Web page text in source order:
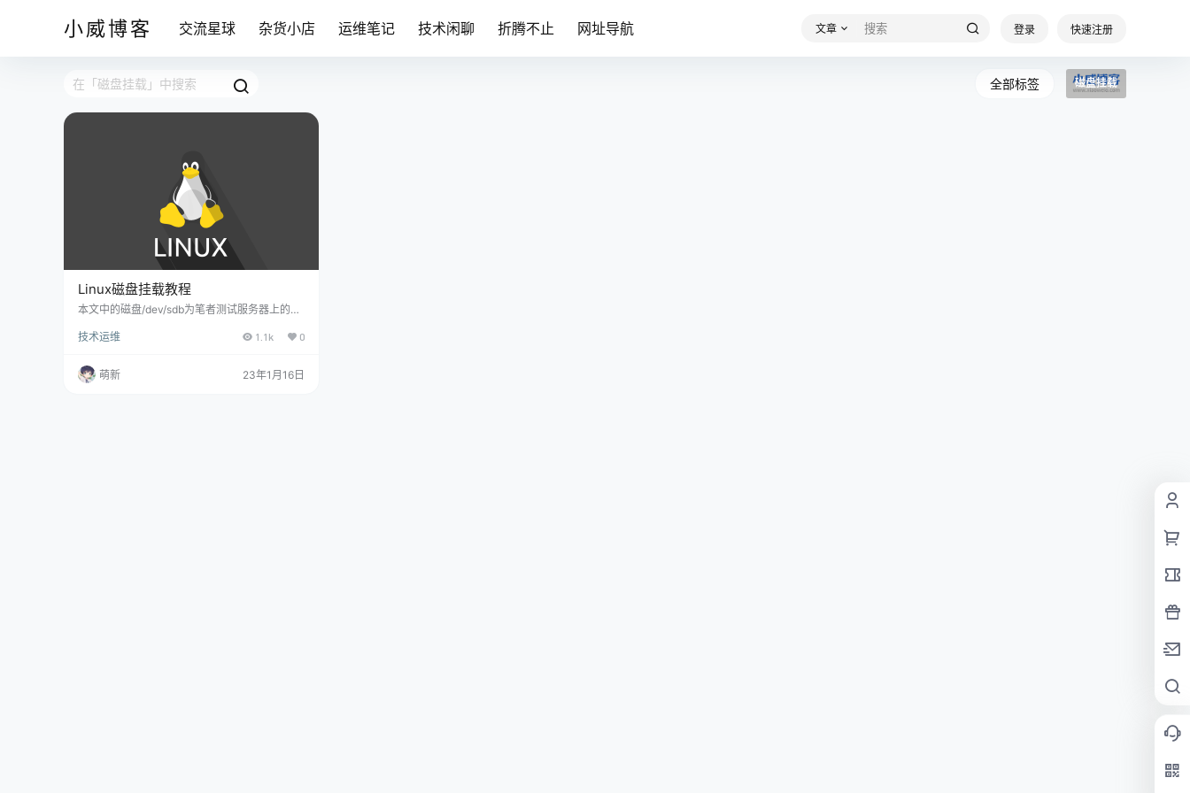
小威博客 交流星球 杂货小店 运维笔记 技术闲聊 折腾不止 网址导航 文章 登录 快速注册
全部标签 磁盘挂载
Linux磁盘挂载教程
本文中的磁盘/dev/sdb为笔者测试服务器上的命
b、/dev/xvdb等等 请根据实际情况进行修改 1、
当然也可以把www目录替换成其它目录，比如h
ome mkdir -p /www 2、确认是否没有分区的磁
技术运维 1.1k 0
萌新 23年1月16日